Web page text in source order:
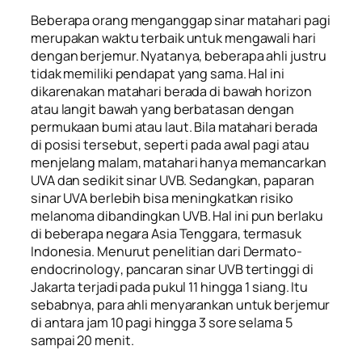
Beberapa orang menganggap sinar matahari pagi
merupakan waktu terbaik untuk mengawali hari
dengan berjemur. Nyatanya, beberapa ahli justru
tidak memiliki pendapat yang sama. Hal ini
dikarenakan matahari berada di bawah horizon
atau langit bawah yang berbatasan dengan
permukaan bumi atau laut. Bila matahari berada
di posisi tersebut, seperti pada awal pagi atau
menjelang malam, matahari hanya memancarkan
UVA dan sedikit sinar UVB. Sedangkan, paparan
sinar UVA berlebih bisa meningkatkan risiko
melanomadibandingkan UVB. Hal ini pun berlaku
di beberapa negara Asia Tenggara, termasuk
Indonesia. Menurut penelitian dari Dermato-
endocrinology, pancaran sinar UVB tertinggi di
Jakarta terjadi pada pukul 11 hingga 1 siang. Itu
sebabnya, para ahli menyarankan untuk berjemur
di antara jam 10 pagi hingga 3 sore selama 5
sampai 20 menit.